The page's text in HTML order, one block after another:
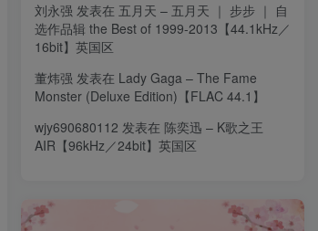
刘永强 发表在 五月天 – 五月天 ｜ 步步 ｜ 自
选作品辑 the Best of 1999-2013【44.1kHz／
16bit】英国区
董炜强 发表在 Lady Gaga – The Fame
Monster (Deluxe Edition)【FLAC 44.1】
wjy690680112 发表在 陈奕迅 – K歌之王
AIR【96kHz／24bit】英国区